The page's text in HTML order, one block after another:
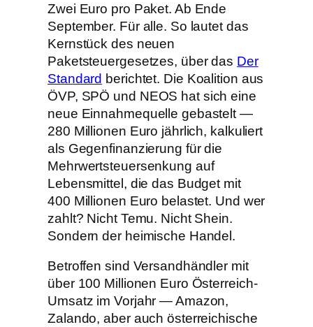
Zwei Euro pro Paket. Ab Ende
September. Für alle. So lautet das
Kernstück des neuen
Paketsteuergesetzes, über das Der
Standard berichtet. Die Koalition aus
ÖVP, SPÖ und NEOS hat sich eine
neue Einnahmequelle gebastelt —
280 Millionen Euro jährlich, kalkuliert
als Gegenfinanzierung für die
Mehrwertsteuersenkung auf
Lebensmittel, die das Budget mit
400 Millionen Euro belastet. Und wer
zahlt? Nicht Temu. Nicht Shein.
Sondern der heimische Handel.
Betroffen sind Versandhändler mit
über 100 Millionen Euro Österreich-
Umsatz im Vorjahr — Amazon,
Zalando, aber auch österreichische